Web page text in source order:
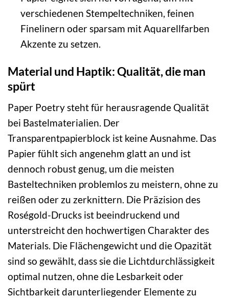
verschiedenen Stempeltechniken, feinen
Finelinern oder sparsam mit Aquarellfarben
Akzente zu setzen.
Material und Haptik: Qualität, die man
spürt
Paper Poetry steht für herausragende Qualität
bei Bastelmaterialien. Der
Transparentpapierblock ist keine Ausnahme. Das
Papier fühlt sich angenehm glatt an und ist
dennoch robust genug, um die meisten
Basteltechniken problemlos zu meistern, ohne zu
reißen oder zu zerknittern. Die Präzision des
Roségold-Drucks ist beeindruckend und
unterstreicht den hochwertigen Charakter des
Materials. Die Flächengewicht und die Opazität
sind so gewählt, dass sie die Lichtdurchlässigkeit
optimal nutzen, ohne die Lesbarkeit oder
Sichtbarkeit darunterliegender Elemente zu